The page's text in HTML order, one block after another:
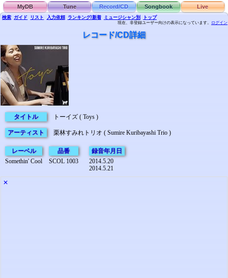
MyDB Tune Record/CD Songbook Live
検索 ガイド リスト 入力依頼 ランキング/新着 ミュージシャン別 トップ
現在、非登録ユーザー向けの表示になっています。 ログイン
レコード/CD詳細
タイトル トーイズ ( Toys )
アーティスト 栗林すみれトリオ ( Sumire Kuribayashi Trio )
レーベル
Somethin' Cool
品番
SCOL 1003
録音年月日
2014.5.20
2014.5.21
✕